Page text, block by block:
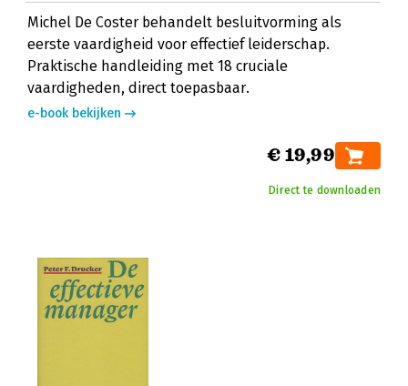
Michel De Coster behandelt besluitvorming als
eerste vaardigheid voor effectief leiderschap.
Praktische handleiding met 18 cruciale
vaardigheden, direct toepasbaar.
e-book bekijken
€ 19,99
Direct te downloaden